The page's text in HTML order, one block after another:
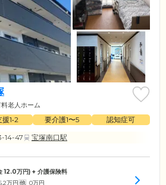
老人ホーム
1•2 要介護1〜5
認知症可
14-47
宝塚南口駅
12.0万円) + 介護保険料
万円 他 0万円